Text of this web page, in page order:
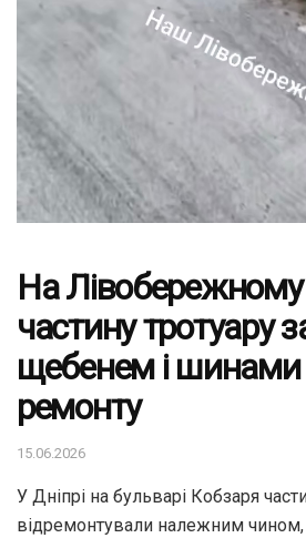
На Лівобережному
частину тротуару
щебенем і шинами
ремонту
15.06.2026
У Дніпрі на бульварі Кобзаря
відремонтували належним